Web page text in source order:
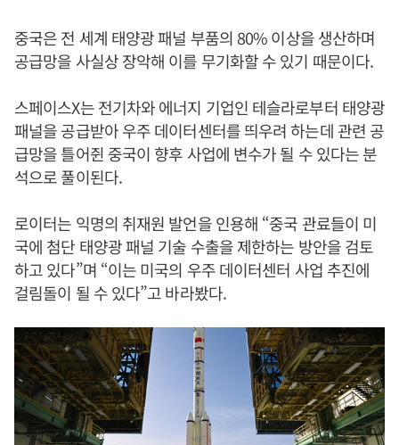
중국은 전 세계 태양광 패널 부품의 80% 이상을 생산하며
공급망을 사실상 장악해 이를 무기화할 수 있기 때문이다.
스페이스X는 전기차와 에너지 기업인 테슬라로부터 태양광
패널을 공급받아 우주 데이터센터를 띄우려 하는데 관련 공
급망을 틀어쥔 중국이 향후 사업에 변수가 될 수 있다는 분
석으로 풀이된다.
로이터는 익명의 취재원 발언을 인용해 “중국 관료들이 미
국에 첨단 태양광 패널 기술 수출을 제한하는 방안을 검토
하고 있다”며 “이는 미국의 우주 데이터센터 사업 추진에
걸림돌이 될 수 있다”고 바라봤다.